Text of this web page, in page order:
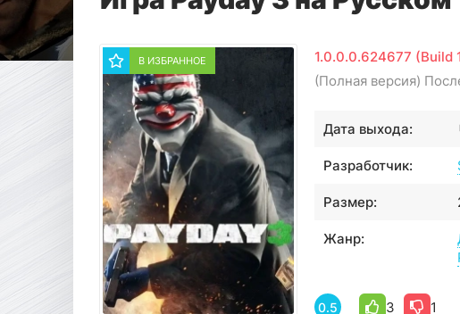
В ИЗБРАННОЕ
1.0.0.0.624677 (Build
(Полная версия)
Дата выхода:
Разработчик:
Размер:
Жанр:
0.5 3 1